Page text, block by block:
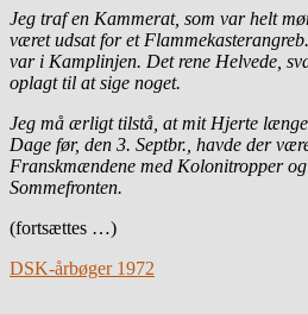
Jeg traf en Kammerat, som var helt
været udsat for et
var i Kamplinjen. Det rene Helvede,
oplagt til at sige noget.
Jeg må ærligt tilstå, at mit Hjerte
Dage før, den 3. Septbr., havde der
Franskmændene med Kolonitropper
Sommefronten.
(fortsættes …)
DSK-årbøger 1972